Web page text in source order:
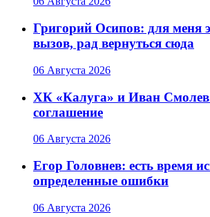
Григорий Осипов: для меня
вызов, рад вернуться сюда
06 Августа 2026
ХК «Калуга» и Иван
соглашение
06 Августа 2026
Егор Головнев: есть время
определенные ошибки
06 Августа 2026